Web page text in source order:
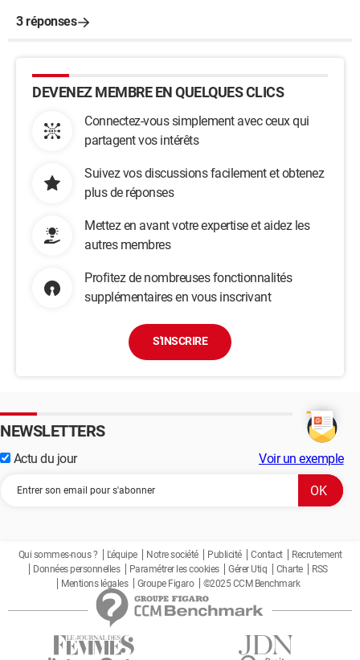
3 réponses
DEVENEZ MEMBRE EN QUELQUES CLICS
Connectez-vous simplement avec ceux qui
partagent vos intérêts
Suivez vos discussions facilement et obtenez
plus de réponses
Mettez en avant votre expertise et aidez les
autres membres
Profitez de nombreuses fonctionnalités
supplémentaires en vous inscrivant
S'INSCRIRE
NEWSLETTERS
Actu du jour Voir un exemple
Qui sommes-nous ? L'équipe Notre société Publicité Contact
Recrutement
Données personnelles
Paramétrer les cookies Gérer Utiq Charte
RSS
Mentions légales
Groupe Figaro ©2025 CCM Benchmark